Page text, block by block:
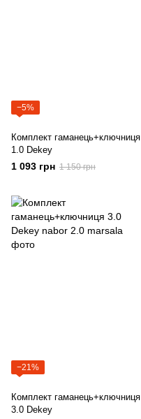
−5%
Комплект гаманець+ключниця
1.0 Dekey
1 093 грн 1 150 грн
−21%
Комплект гаманець+ключниця
3.0 Dekey